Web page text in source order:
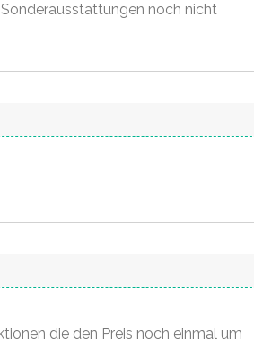
noch nicht
die den Preis noch einmal um